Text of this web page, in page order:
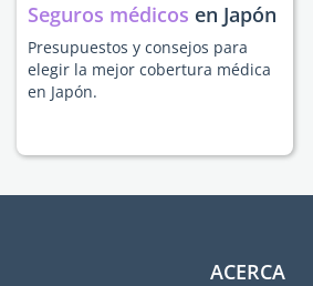
Seguros médicos en Japón
Presupuestos y consejos para
elegir la mejor cobertura médica
en Japón.
ACERCA